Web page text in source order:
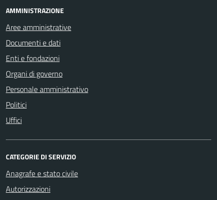
AMMINISTRAZIONE
Aree amministrative
Documenti e dati
Enti e fondazioni
Organi di governo
Personale amministrativo
Politici
Uffici
CATEGORIE DI SERVIZIO
Anagrafe e stato civile
Autorizzazioni